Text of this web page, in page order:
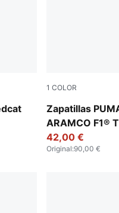
1 COLOR
Zapatillas
ARAMCO F1®
unisex
PUMA Black-
42,00 €
Original:90,00 €